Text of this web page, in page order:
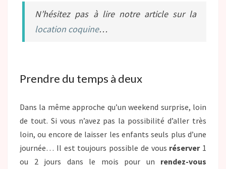
N’hésitez pas à lire notre article sur la
location coquine…
Prendre du temps à deux
Dans la même approche qu’un weekend surprise, loin
de tout. Si vous n’avez pas la possibilité d’aller très
loin, ou encore de laisser les enfants seuls plus d’une
journée… Il est toujours possible de vous réserver 1
ou 2 jours dans le mois pour un rendez-vous